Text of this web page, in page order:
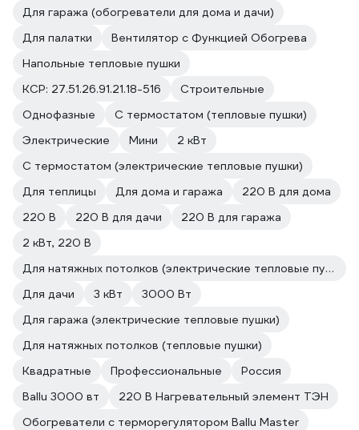
Для гаража (обогреватели для дома и дачи)
Для палатки
Вентилятор с Функцией Обогрева
Напольные тепловые пушки
КСР: 27.51.26.91.21.18-516
Строительные
Однофазные
С термостатом (тепловые пушки)
Электрические
Мини
2 кВт
С термостатом (электрические тепловые пушки)
Для теплицы
Для дома и гаража
220 В для дома
220 В
220 В для дачи
220 В для гаража
2 кВт, 220 В
Для натяжных потолков (электрические тепловые пушки)
Для дачи
3 кВт
3000 Вт
Для гаража (электрические тепловые пушки)
Для натяжных потолков (тепловые пушки)
Квадратные
Профессиональные
Россия
Ballu 3000 вт
220 В Нагревательный элемент ТЭН
Обогреватели с терморегулятором Ballu Master